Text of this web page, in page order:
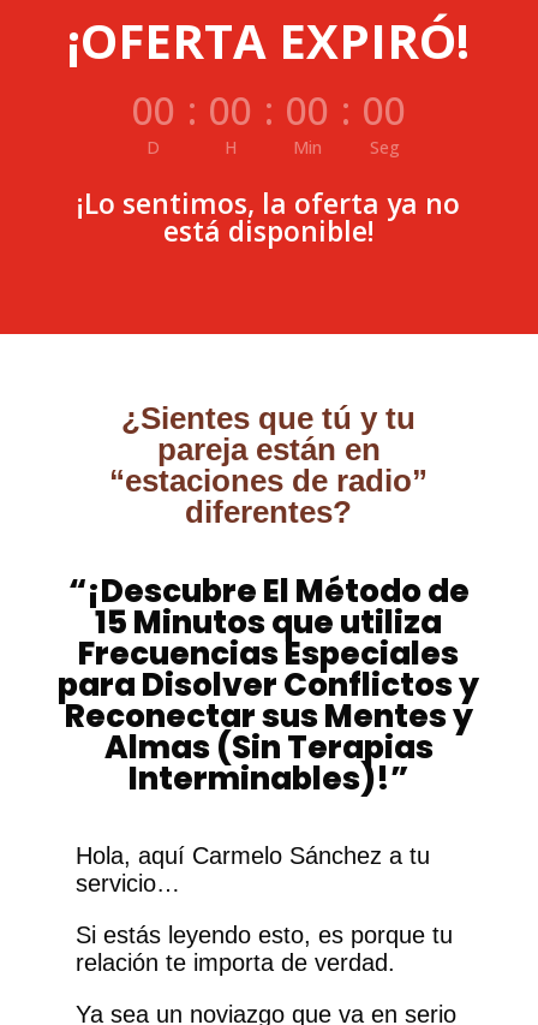
¡OFERTA EXPIRÓ!
00
D
: 00
H
: 00
Min
: 00
Seg
¡Lo sentimos, la oferta ya no
está disponible!
¿Sientes que tú y tu
pareja están en
“estaciones de radio”
diferentes?
“¡Descubre El Método de
15 Minutos que utiliza
Frecuencias Especiales
para Disolver Conflictos y
Reconectar sus Mentes y
Almas (Sin Terapias
Interminables)!”
Hola, aquí Carmelo Sánchez a tu
servicio…
Si estás leyendo esto, es porque tu
relación te importa de verdad.
Ya sea un noviazgo que va en serio